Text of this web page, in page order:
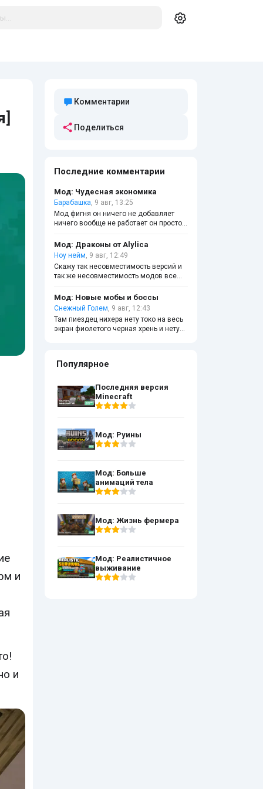
и
и
Комментарии
Поделиться
Последние комментарии
Мод: Чудесная экономика
Барабашка, 9 авг, 13:25
Мод фигня он ничего не добавляет
ничего вообще не работает он просто
Мод: Драконы от Alylica
Ноу нейм, 9 авг, 12:49
Скажу так несовместимость версий и
так же несовместимость модов все
который совместит эти моды.
Мод: Новые мобы и боссы
Снежный Голем, 9 авг, 12:43
Там пиездец нихера нету токо на весь
экран фиолетого черная хрень и нету
Популярное
Последняя версия
Minecraft
Мод: Руины
Мод: Больше
анимаций тела
Мод: Жизнь фермера
Мод: Реалистичное
выживание